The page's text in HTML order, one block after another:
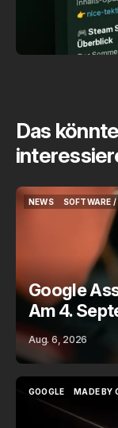
Das
NEWS
SOFTWARE
SOFTWARE /
Google
Am 4.
Aug. 6, 2026
GOOGLE
GOOGLE
MADE BY